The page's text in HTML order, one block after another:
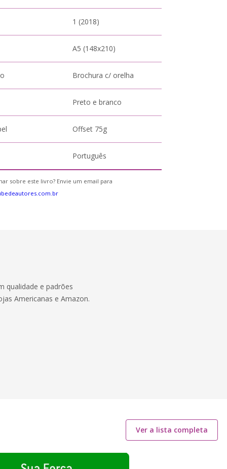
1 (2018)
A5 (148x210)
Brochura c/ orelha
Preto e branco
Offset 75g
Português
sobre este livro? Envie um email para
qualidade e padrões
Americanas e Amazon.
Ver a lista completa